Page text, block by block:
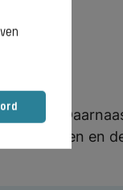
cursussen en